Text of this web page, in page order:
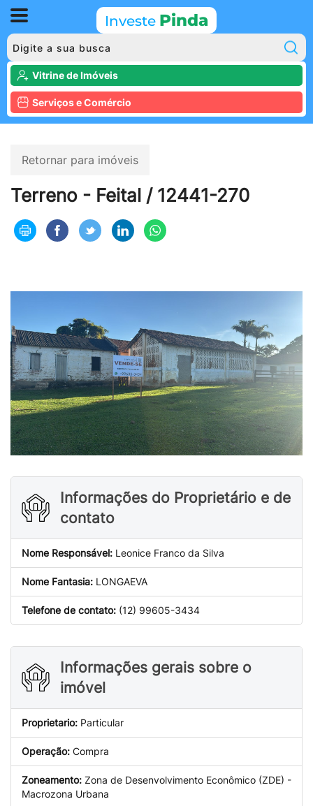
Investe Pinda
Vitrine de Imóveis
Serviços e Comércio
Retornar para imóveis
Terreno - Feital / 12441-270
Informações do Proprietário e de
contato
Nome Responsável: Leonice Franco da Silva
Nome Fantasia: LONGAEVA
Telefone de contato: (12) 99605-3434
Informações gerais sobre o
imóvel
Proprietario: Particular
Operação: Compra
Zoneamento: Zona de Desenvolvimento Econômico (ZDE) -
Macrozona Urbana